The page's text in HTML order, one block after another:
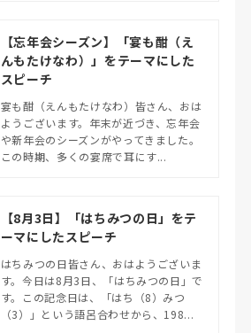
【忘年会シーズン】「宴も酣（え
んもたけなわ）」をテーマにした
スピーチ
宴も酣（えんもたけなわ）皆さん、おは
ようございます。年末が近づき、忘年会
や新年会のシーズンがやってきました。
この時期、多くの宴席で耳にす...
【8月3日】「はちみつの日」をテ
ーマにしたスピーチ
はちみつの日皆さん、おはようございま
す。今日は8月3日、「はちみつの日」で
す。この記念日は、「はち（8）みつ
（3）」という語呂合わせから、198...